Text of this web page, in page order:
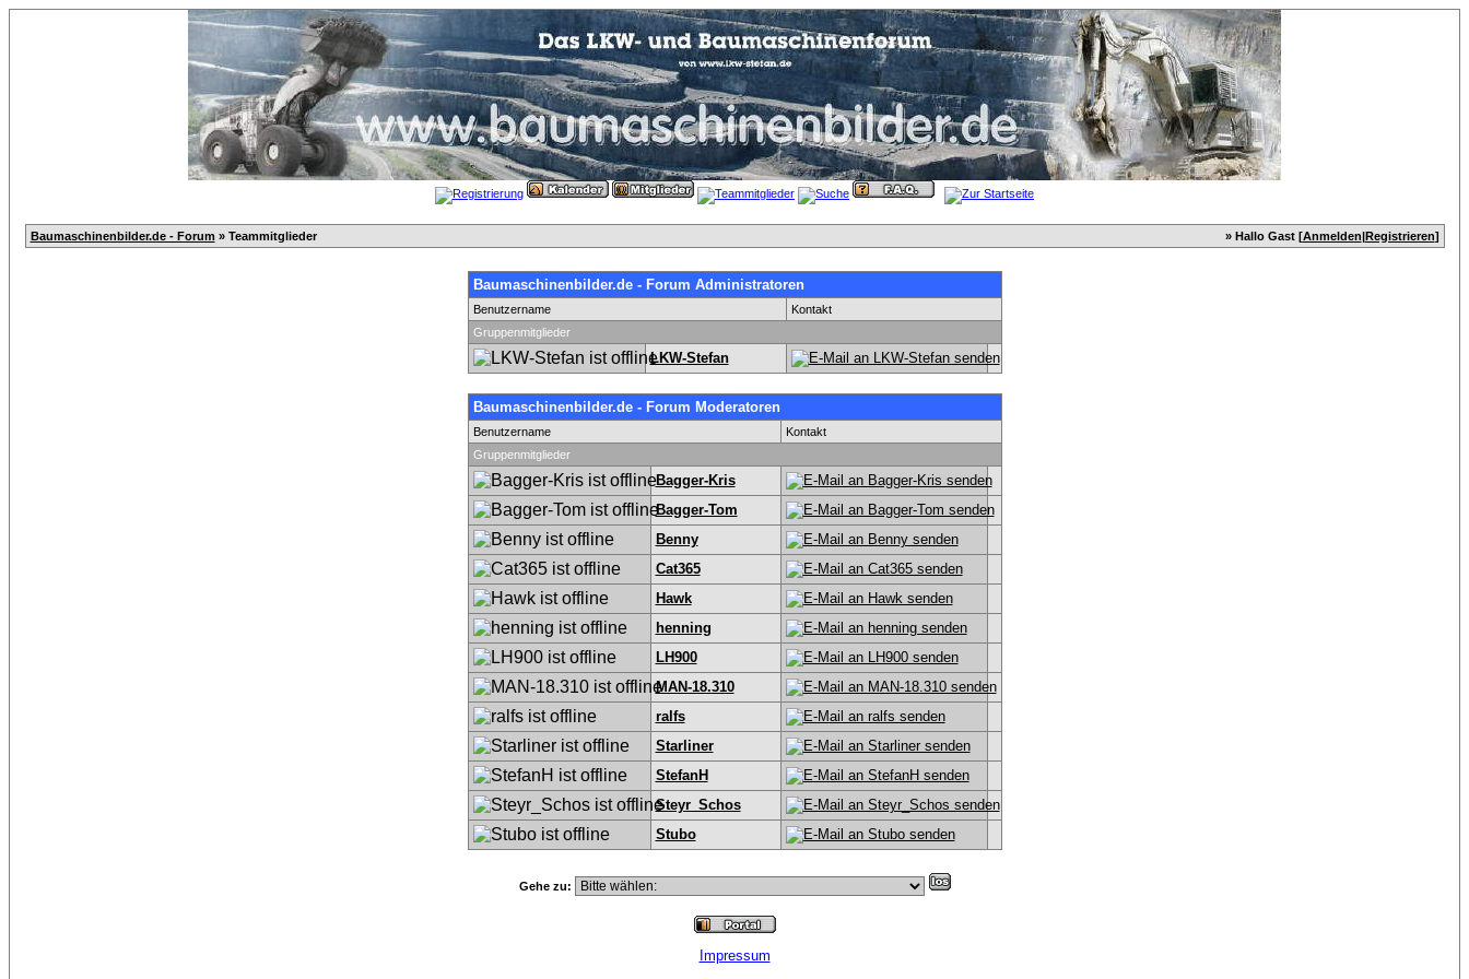
Baumaschinenbilder.de - Forum » Teammitglieder » Hallo Gast [Anmelden|Registrieren]
Baumaschinenbilder.de - Forum Administratoren
Benutzername
Kontakt
Gruppenmitglieder
LKW-Stefan
Baumaschinenbilder.de - Forum Moderatoren
Benutzername
Kontakt
Gruppenmitglieder
Bagger-Kris
Bagger-Tom
Benny
Cat365
Hawk
henning
LH900
MAN-18.310
ralfs
Starliner
StefanH
Steyr_Schos
Stubo
Gehe zu:
Impressum